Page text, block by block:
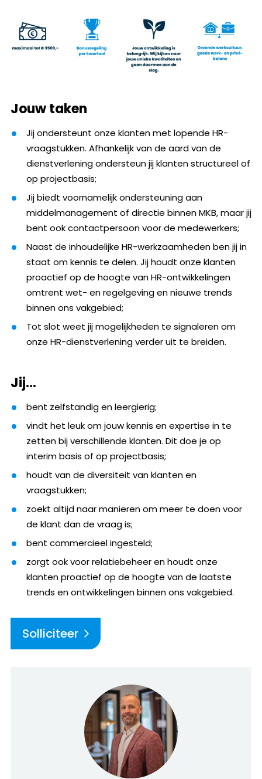
Jouw taken
Jij ondersteunt onze klanten met lopende HR-
vraagstukken. Afhankelijk van de aard van de
dienstverlening ondersteun jij klanten structureel of
op projectbasis;
Jij biedt voornamelijk ondersteuning aan
middelmanagement of directie binnen MKB, maar jij
bent ook contactpersoon voor de medewerkers;
Naast de inhoudelijke HR-werkzaamheden ben jij in
staat om kennis te delen. Jij houdt onze klanten
proactief op de hoogte van HR-ontwikkelingen
omtrent wet- en regelgeving en nieuwe trends
binnen ons vakgebied;
Tot slot weet jij mogelijkheden te signaleren om
onze HR-dienstverlening verder uit te breiden.
Jij…
bent zelfstandig en leergierig;
vindt het leuk om jouw kennis en expertise in te
zetten bij verschillende klanten. Dit doe je op
interim basis of op projectbasis;
houdt van de diversiteit van klanten en
vraagstukken;
zoekt altijd naar manieren om meer te doen voor
de klant dan de vraag is;
bent commercieel ingesteld;
zorgt ook voor relatiebeheer en houdt onze
klanten proactief op de hoogte van de laatste
trends en ontwikkelingen binnen ons vakgebied.
Solliciteer